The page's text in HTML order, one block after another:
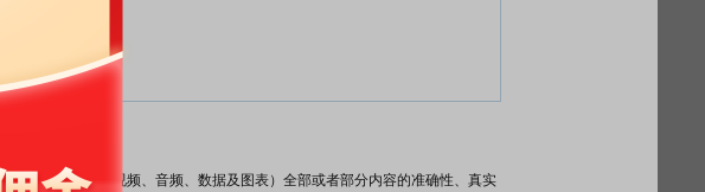
不限于文字、视频、音频、数据及图表）全部或者部分内容的准确性、真实